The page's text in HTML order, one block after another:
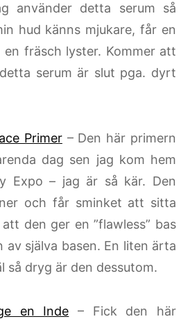
använder detta serum så
hud känns mjukare, får en
fräsch lyster. Kommer att
serum är slut pga. dyrt
Primer– Den här primern
dag sen jag kom hem
Expo – jag är så kär. Den
och får sminket att sitta
den ger en ”flawless” bas
av själva basen. En liten ärta
så dryg är den dessutom.
en Inde – Fick den här